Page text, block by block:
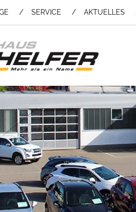
SERVICE AKTUELLES